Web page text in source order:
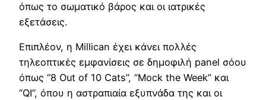
όπως το σωματικό βάρος και οι ιατρικές
εξετάσεις.
Επιπλέον, η Millican έχει κάνει πολλές
τηλεοπτικές εμφανίσεις σε δημοφιλή panel σόου
όπως “8 Out of 10 Cats”, “Mock the Week” και
“QI”, όπου η αστραπιαία εξυπνάδα της και οι